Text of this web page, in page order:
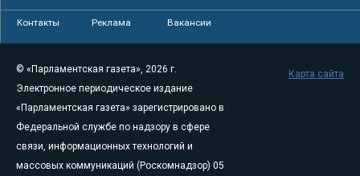
Контакты Реклама Вакансии
© «Парламентская газета», 2026 г.
Электронное периодическое издание
«Парламентская газета» зарегистрировано в
Федеральной службе по надзору в сфере
связи, информационных технологий и
массовых коммуникаций (Роскомнадзор) 05
Карта сайта